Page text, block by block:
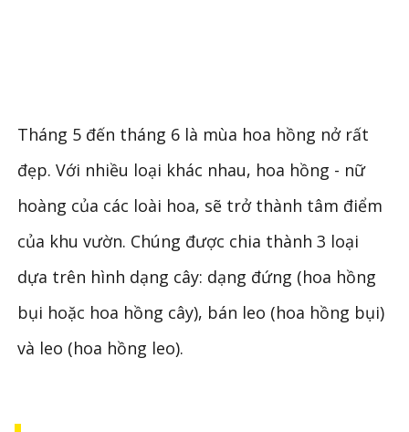
Tháng 5 đến tháng 6 là mùa hoa hồng nở rất
đẹp. Với nhiều loại khác nhau, hoa hồng - nữ
hoàng của các loài hoa, sẽ trở thành tâm điểm
của khu vườn. Chúng được chia thành 3 loại
dựa trên hình dạng cây: dạng đứng (hoa hồng
bụi hoặc hoa hồng cây), bán leo (hoa hồng bụi)
và leo (hoa hồng leo).